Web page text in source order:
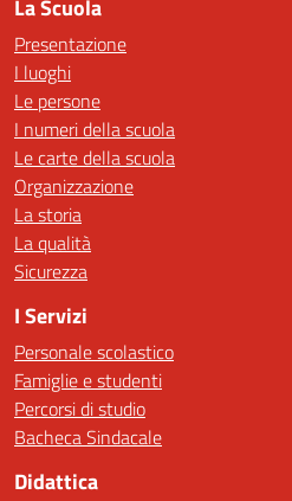
La Scuola
Presentazione
I luoghi
Le persone
I numeri della scuola
Le carte della scuola
Organizzazione
La storia
La qualità
Sicurezza
I Servizi
Personale scolastico
Famiglie e studenti
Percorsi di studio
Bacheca Sindacale
Didattica